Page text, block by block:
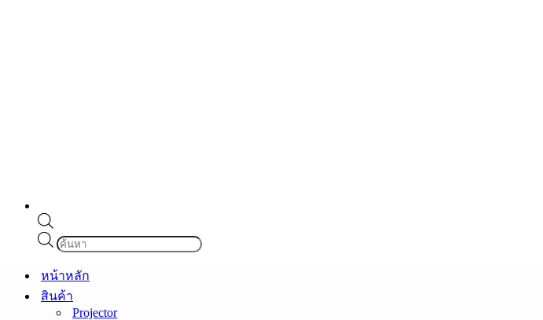
Products
search
หน้าหลัก
สินค้า
Projector